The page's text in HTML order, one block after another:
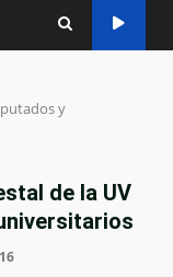
y
de la UV